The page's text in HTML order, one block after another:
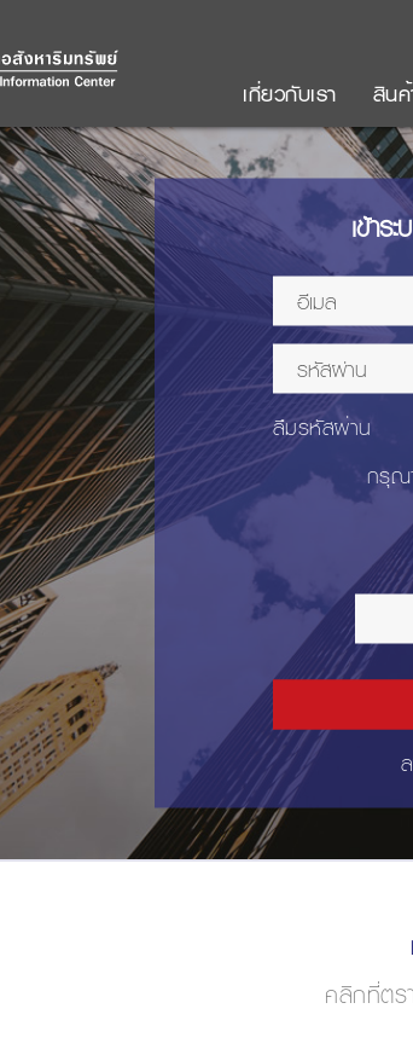
เกี่ยวกับเรา สินค้
เข้าร
ลืมรหัสผ่าน
กรุณ
คลิกที่ตร